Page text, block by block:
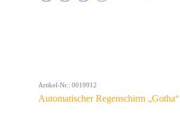
Artikel-Nr.: 0019912
Automatischer Regenschirm „Gotha“